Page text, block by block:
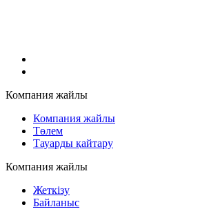
Компания жайлы
Компания жайлы
Төлем
Тауарды қайтару
Компания жайлы
Жеткізу
Байланыс